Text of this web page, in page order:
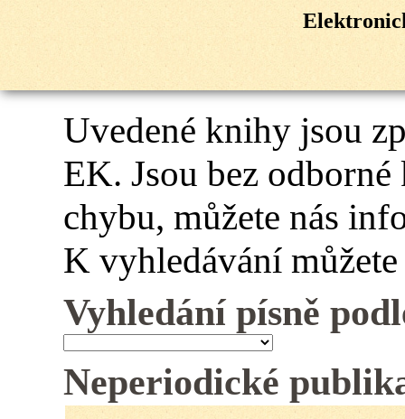
Uvedené knihy jsou
EK. Jsou bez
chybu, můžete nás
K vyhledávání
Vyhledání písně
Neperiodické